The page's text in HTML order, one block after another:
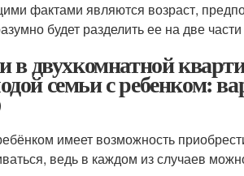
фактами являются возраст,
будет разделить ее на две
в двухкомнатной
семьи с ребенком:
имеет возможность
ведь в каждом из случаев